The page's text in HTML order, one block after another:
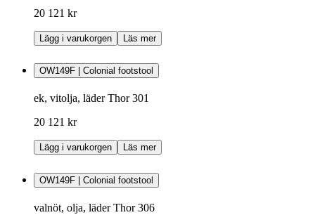
20 121 kr
Lägg i varukorgen Läs mer
OW149F | Colonial footstool
ek, vitolja, läder Thor 301
20 121 kr
Lägg i varukorgen Läs mer
OW149F | Colonial footstool
valnöt, olja, läder Thor 306